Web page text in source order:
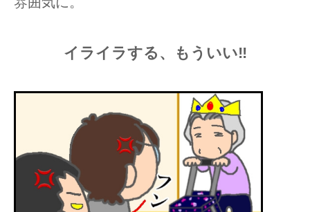
イライラする、もういい‼︎